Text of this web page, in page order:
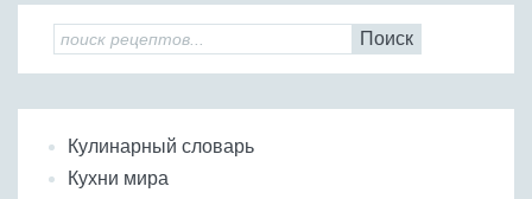
Поиск
Кулинарный словарь
Кухни мира